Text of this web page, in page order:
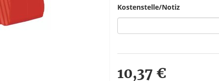
Kostenstelle/Notiz
10,37 €